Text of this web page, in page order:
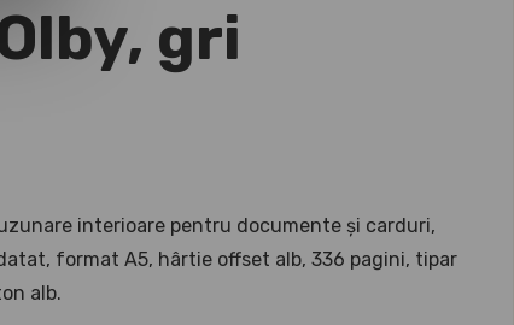
gri
interioare pentru documente și carduri,
format A5, hârtie offset alb, 336 pagini, tipar
alb.